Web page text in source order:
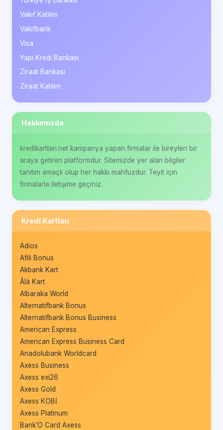
Vakıf Katılım
Vakıfbank
Visa
Yapı Kredi Bankası
Ziraat Bankası
Ziraat Katılım
Hakkımızda
kredikartlari.net kampanya yapan firmalar ile bireyleri bir
araya getiren platformdur. Sitemizde yer alan bilgiler
tanıtım amaçlı olup her hakkı mahfuzdur. Teyit için
firmalarla iletişime geçiniz.
Kredi Kartları
Adios
Afili Bonus
Akbank Kart
Âlâ Kart
Albaraka World
Alternatifbank Bonus
Alternatifbank Bonus Business
American Express
American Express Business Card
Anadolubank Worldcard
Axess Business
Axess exi26
Axess Gold
Axess KOBİ
Axess Platinum
Bank’O Card Axess